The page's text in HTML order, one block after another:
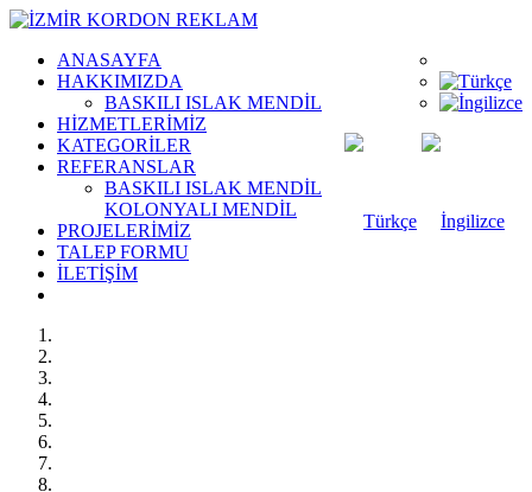
ANASAYFA
HAKKIMIZDA
BASKILI ISLAK MENDİL
HİZMETLERİMİZ
KATEGORİLER
REFERANSLAR
BASKILI ISLAK MENDİL
KOLONYALI MENDİL
PROJELERİMİZ
TALEP FORMU
İLETİŞİM